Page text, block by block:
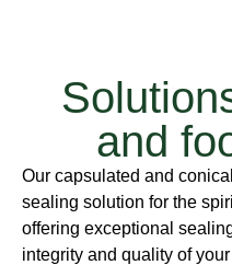
and
Our capsulated and
sealing solution for the
offering exceptional
integrity and quality of